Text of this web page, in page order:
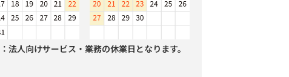
：法人向けサービス・業務の休業日となります。